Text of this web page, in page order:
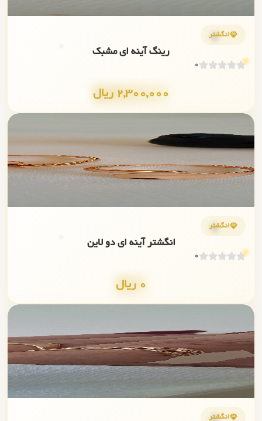
انگشتر
رینگ آینه ای مشبک
0
2,300,000 ریال
💎
انگشتر
انگشتر آینه ای دو لاین
0
0 ریال
✨
💎
انگشتر
✨
💎